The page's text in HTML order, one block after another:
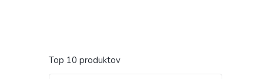
Top 10 produktov